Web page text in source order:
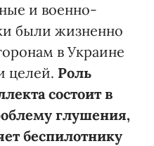
и военно-
были жизненно
в Украине
целей. Роль
состоит в
глушения,
беспилотнику